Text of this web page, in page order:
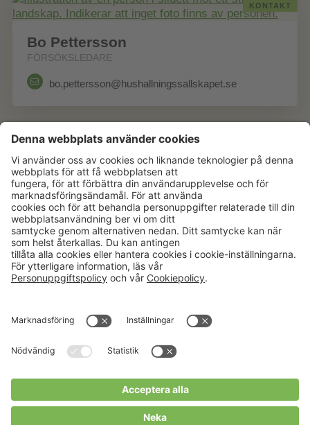
KONTAKT
Bo Pettersson
FÖRSÖKSLEDARE
bo.pettersson@hushallningssallskapet.se
Karriär
Kalender
Verksamheter
Om Hushållningssällskapet
Hushållningssällskapens
Tjänster
Välkommen till Portalen!